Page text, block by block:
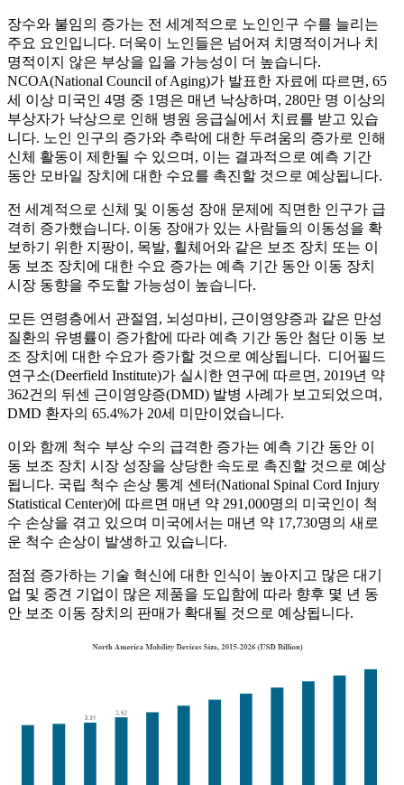
장수와 불임의 증가는 전 세계적으로 노인인구 수를 늘리는
주요 요인입니다. 더욱이 노인들은 넘어져 치명적이거나 치
명적이지 않은 부상을 입을 가능성이 더 높습니다.
NCOA(National Council of Aging)가 발표한 자료에 따르면, 65
세 이상 미국인 4명 중 1명은 매년 낙상하며, 280만 명 이상의
부상자가 낙상으로 인해 병원 응급실에서 치료를 받고 있습
니다. 노인 인구의 증가와 추락에 대한 두려움의 증가로 인해
신체 활동이 제한될 수 있으며, 이는 결과적으로 예측 기간
동안 모바일 장치에 대한 수요를 촉진할 것으로 예상됩니다.
전 세계적으로 신체 및 이동성 장애 문제에 직면한 인구가 급
격히 증가했습니다. 이동 장애가 있는 사람들의 이동성을 확
보하기 위한 지팡이, 목발, 휠체어와 같은 보조 장치 또는 이
동 보조 장치에 대한 수요 증가는 예측 기간 동안 이동 장치
시장 동향을 주도할 가능성이 높습니다.
모든 연령층에서 관절염, 뇌성마비, 근이영양증과 같은 만성
질환의 유병률이 증가함에 따라 예측 기간 동안 첨단 이동 보
조 장치에 대한 수요가 증가할 것으로 예상됩니다. 디어필드
연구소(Deerfield Institute)가 실시한 연구에 따르면, 2019년 약
362건의 뒤센 근이영양증(DMD) 발병 사례가 보고되었으며,
DMD 환자의 65.4%가 20세 미만이었습니다.
이와 함께 척수 부상 수의 급격한 증가는 예측 기간 동안 이
동 보조 장치 시장 성장을 상당한 속도로 촉진할 것으로 예상
됩니다. 국립 척수 손상 통계 센터(National Spinal Cord Injury
Statistical Center)에 따르면 매년 약 291,000명의 미국인이 척
수 손상을 겪고 있으며 미국에서는 매년 약 17,730명의 새로
운 척수 손상이 발생하고 있습니다.
점점 증가하는 기술 혁신에 대한 인식이 높아지고 많은 대기
업 및 중견 기업이 많은 제품을 도입함에 따라 향후 몇 년 동
안 보조 이동 장치의 판매가 확대될 것으로 예상됩니다.